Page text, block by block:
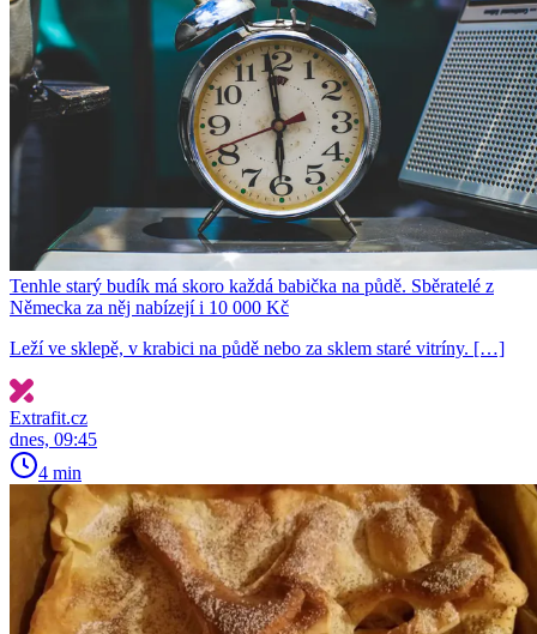
Tenhle starý budík má skoro každá babička na půdě. Sběratelé z
Německa za něj nabízejí i 10 000 Kč
Leží ve sklepě, v krabici na půdě nebo za sklem staré vitríny. […]
Extrafit.cz
dnes, 09:45
4 min